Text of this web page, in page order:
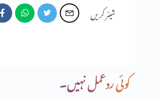
شیئر کریں
کوئی ردعمل نہیں۔